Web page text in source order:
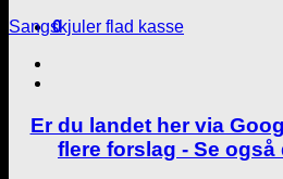
0
Sangskjuler flad kasse
Er du landet her via
flere forslag - Se også